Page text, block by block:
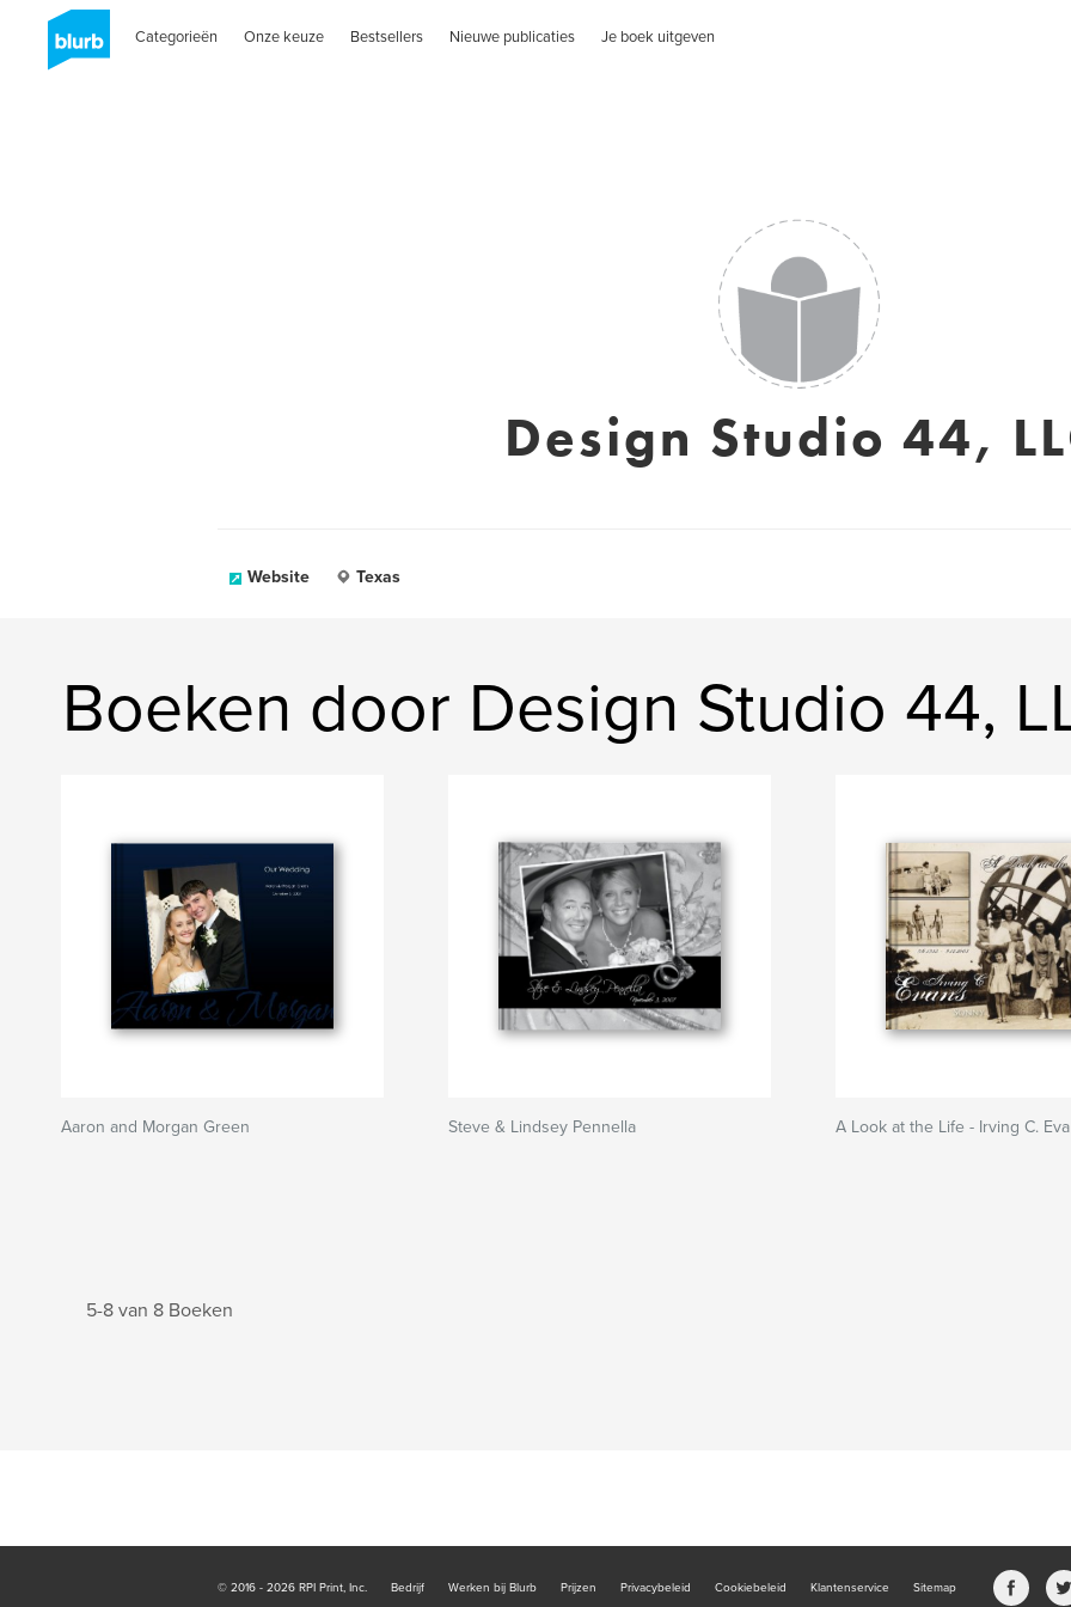
Categorieën Onze keuze Bestsellers Nieuwe publicaties Je boek uitgeven
Design Studio 44,
Website Texas
Boeken door Design Studio 44,
Aaron and Morgan Green Steve & Lindsey Pennella A Look at the Life - Irving C.
5-8 van 8 Boeken
© 2016 - 2026 RPI Print, Inc. Bedrijf Werken bij Blurb Prijzen Privacybeleid Cookiebeleid Klantenservice Sitemap